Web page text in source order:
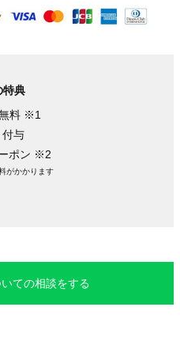
特典
料 ※1
付与
ポン ※2
がかかります
ての相談をする